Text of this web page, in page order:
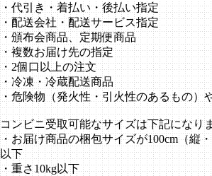
・代引き・着払い・後払い指定
・配送会社・配送サービス指定
・頒布会商品、定期便商品
・複数お届け先の指定
・2個口以上の注文
・冷凍・冷蔵配送商品
・危険物（発火性・引火性のあるもの）
コンビニ受取可能なサイズは下記になり
・お届け商品の梱包サイズが100cm（縦
以下
・重さ10kg以下